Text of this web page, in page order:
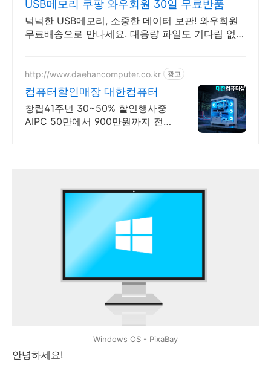
USB메모리 쿠팡 와우회원 30일 무료반품
넉넉한 USB메모리, 소중한 데이터 보관! 와우회원
무료배송으로 만나세요. 대용량 파일도 기다림 없이
http://www.daehancomputer.co.kr 광고
컴퓨터할인매장 대한컴퓨터
창립41주년 30~50% 할인행사중
AIPC 50만에서 900만원까지 전시
Windows OS - PixaBay
안녕하세요!